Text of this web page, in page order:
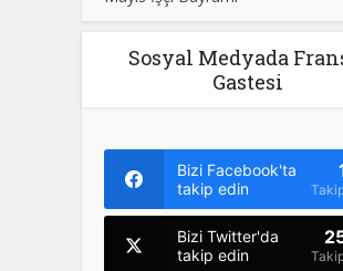
Sosyal Medyada
Gastesi
Bizi Facebook'ta
takip edin
Bizi Twitter'da
takip edin